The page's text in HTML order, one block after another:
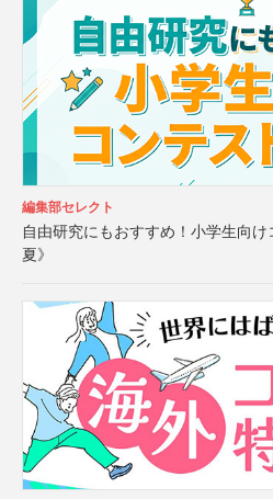
編集部セレクト
自由研究にもおすすめ！小学生向
夏》